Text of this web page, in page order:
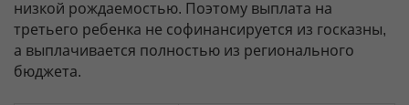
низкой рождаемостью. Поэтому выплата на
третьего ребенка не софинансируется из госказны,
а выплачивается полностью из регионального
бюджета.